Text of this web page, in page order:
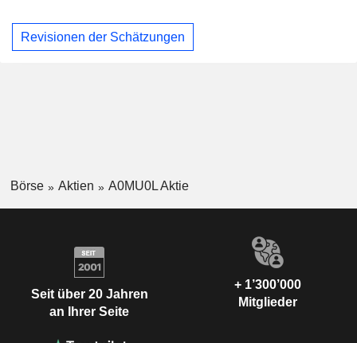
Revisionen der Schätzungen
Börse Aktien A0MU0L Aktie
Seit über 20 Jahren
an Ihrer Seite
+ 1’300’000
Mitglieder